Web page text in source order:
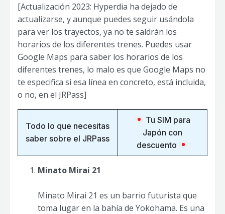
[Actualización 2023: Hyperdia ha dejado de
actualizarse, y aunque puedes seguir usándola
para ver los trayectos, ya no te saldrán los
horarios de los diferentes trenes. Puedes usar
Google Maps para saber los horarios de los
diferentes trenes, lo malo es que Google Maps no
te especifica si esa línea en concreto, está incluida,
o no, en el JRPass]
Todo lo que necesitas
saber sobre el JRPass
Tu SIM para
Japón con
descuento
Minato Mirai 21
Minato Mirai 21 es un barrio futurista que
toma lugar en la bahía de Yokohama. Es una